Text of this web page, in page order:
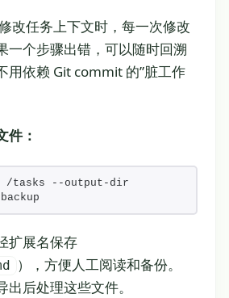
改任务上下文时，每一次修改
一个步骤出错，可以随时回溯
用依赖 Git commit 的”脏工作
件：
/tasks --output-dir
扩展名保存
），方便人工阅读和备份。
后处理这些文件。